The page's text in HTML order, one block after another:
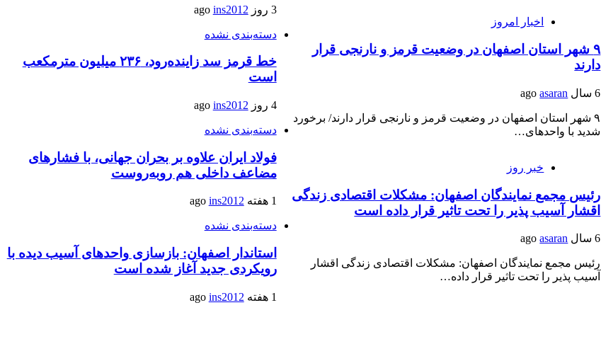
اخبار امروز
۹ شهر استان اصفهان در وضعیت قرمز و نارنجی قرار
دارند
6 سال ago asaran
۹ شهر استان اصفهان در وضعیت قرمز و نارنجی قرار دارند/ برخورد
شدید با واحدهای…
خبر روز
رئیس مجمع نمایندگان اصفهان: مشکلات اقتصادی زندگی
اقشار آسیب پذیر را تحت تاثیر قرار داده است
6 سال ago asaran
رئیس مجمع نمایندگان اصفهان: مشکلات اقتصادی زندگی اقشار
آسیب پذیر را تحت تاثیر قرار داده…
3 روز ago ins2012
دسته‌بندی نشده
خط قرمز سد زاینده‌رود، ۲۳۶ میلیون مترمکعب
است
4 روز ago ins2012
دسته‌بندی نشده
فولاد ایران علاوه بر بحران جهانی، با فشارهای
مضاعف داخلی هم روبه‌روست
1 هفته ago ins2012
دسته‌بندی نشده
استاندار اصفهان: بازسازی واحدهای آسیب دیده با
رویکردی جدید آغاز شده است
1 هفته ago ins2012